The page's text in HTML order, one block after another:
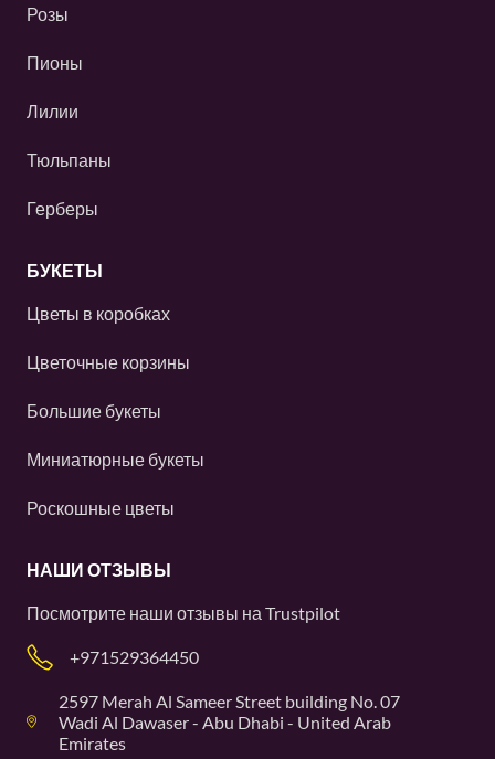
Розы
Пионы
Лилии
Тюльпаны
Герберы
БУКЕТЫ
Цветы в коробках
Цветочные корзины
Большие букеты
Миниатюрные букеты
Роскошные цветы
НАШИ ОТЗЫВЫ
Посмотрите наши отзывы на Trustpilot
+971529364450
2597 Merah Al Sameer Street building No. 07
Wadi Al Dawaser - Abu Dhabi - United Arab
Emirates